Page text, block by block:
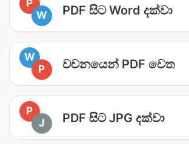
P
W
PDF සිට Word දක්වා
W
P
වචනයෙන් PDF වෙත
P
J
PDF සිට JPG දක්වා